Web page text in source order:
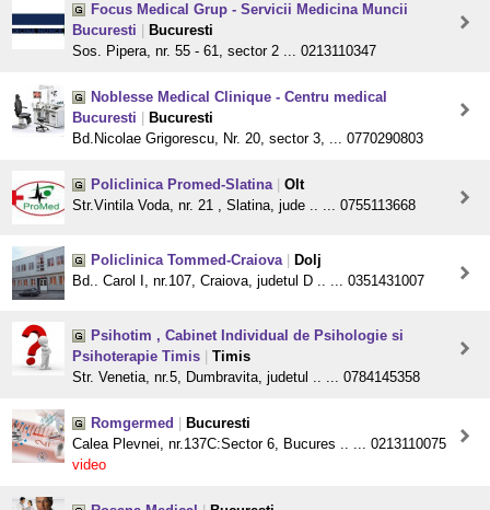
Focus Medical Grup - Servicii Medicina Muncii
Bucuresti
Bucuresti
Sos. Pipera, nr. 55 - 61, sector 2 ... 0213110347
Noblesse Medical Clinique - Centru medical
Bucuresti
Bucuresti
Bd.Nicolae Grigorescu, Nr. 20, sector 3, ... 0770290803
Policlinica Promed-Slatina
Olt
Str.Vintila Voda, nr. 21 , Slatina, jude .. ... 0755113668
Policlinica Tommed-Craiova
Dolj
Bd.. Carol I, nr.107, Craiova, judetul D .. ... 0351431007
Psihotim , Cabinet Individual de Psihologie si
Psihoterapie Timis
Timis
Str. Venetia, nr.5, Dumbravita, judetul .. ... 0784145358
Romgermed
Bucuresti
Calea Plevnei, nr.137C:Sector 6, Bucures .. ... 0213110075
video